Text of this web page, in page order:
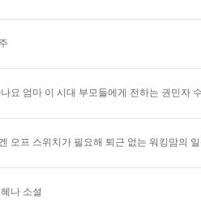
요 엄마 이 시대 부모들에게 전하는 권민자
오프 스위치가 필요해 퇴근 없는 워킹맘의
나 소설